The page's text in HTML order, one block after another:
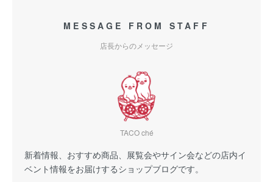
MESSAGE FROM STAFF
店長からのメッセージ
TACO ché
新着情報、おすすめ商品、展覧会やサイン会などの店内イ
ベント情報をお届けするショップブログです。